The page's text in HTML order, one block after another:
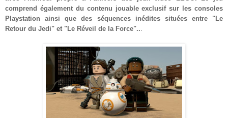
comprend également du contenu jouable exclusif sur les consoles
Playstation ainsi que des séquences inédites situées entre "Le
Retour du Jedi" et "Le Réveil de la Force"...